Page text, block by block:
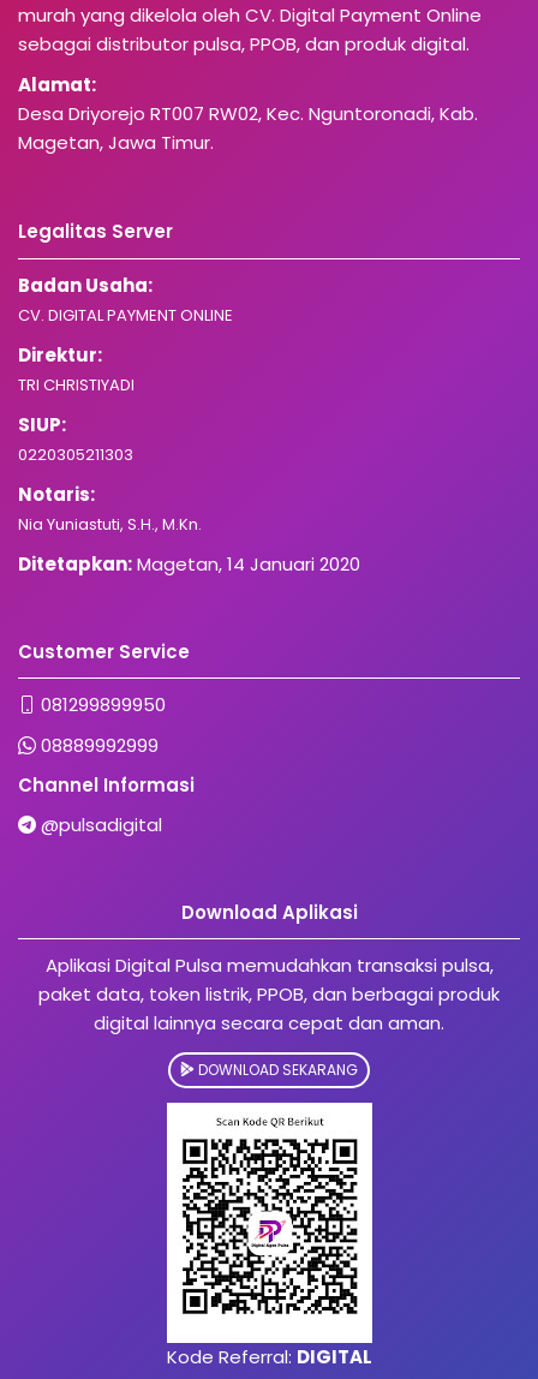
murah yang dikelola oleh CV. Digital Payment Online
sebagai distributor pulsa, PPOB, dan produk digital.
Alamat:
Desa Driyorejo RT007 RW02, Kec. Nguntoronadi, Kab.
Magetan, Jawa Timur.
Legalitas Server
Badan Usaha:
CV. DIGITAL PAYMENT ONLINE
Direktur:
TRI CHRISTIYADI
SIUP:
0220305211303
Notaris:
Nia Yuniastuti, S.H., M.Kn.
Ditetapkan:Magetan, 14 Januari 2020
Customer Service
081299899950
08889992999
Channel Informasi
@pulsadigital
Download Aplikasi
Aplikasi Digital Pulsa memudahkan transaksi pulsa,
paket data, token listrik, PPOB, dan berbagai produk
digital lainnya secara cepat dan aman.
DOWNLOAD SEKARANG
Kode Referral: DIGITAL